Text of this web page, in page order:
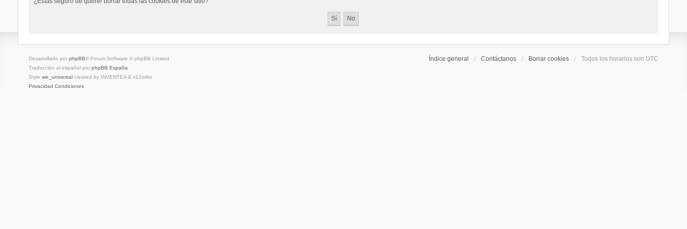
Índice general Contáctanos Borrar cookies Todos los horarios son UTC
Desarrollado por phpBB® Forum Software © phpBB Limited
Traducción al español por phpBB España
Style we_universalcreated by INVENTEA & v12mike
Privacidad Condiciones